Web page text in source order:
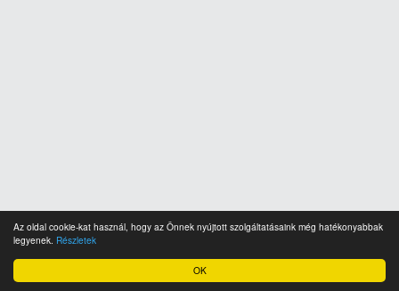
OK
Az oldal cookie-kat használ, hogy az Önnek nyújtott szolgáltatásaink még hatékonyabbak
legyenek. Részletek